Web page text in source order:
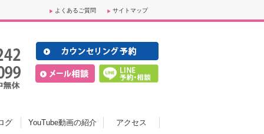
よくあるご質問 サイトマップ
グ YouTube動画の紹介 アクセス